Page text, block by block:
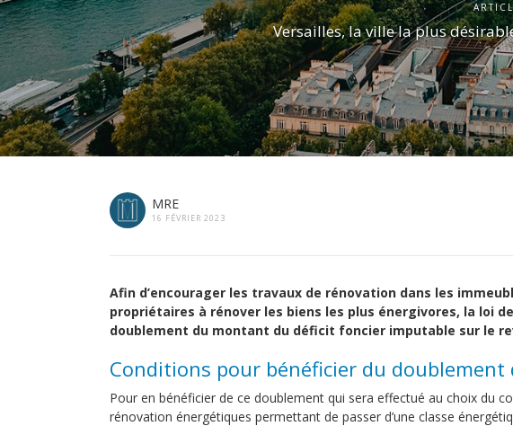
Versailles, la ville la plus
MRE
16 FÉVRIER 2023
Afin d’encourager les travaux de rénovation dans les
propriétaires à rénover les biens les plus énergivores, la loi
doublement du montant du déficit foncier imputable sur le
Conditions pour bénéficier du
Pour en bénéficier de ce doublement qui sera effectué au choix du
rénovation énergétiques permettant de passer d’une classe